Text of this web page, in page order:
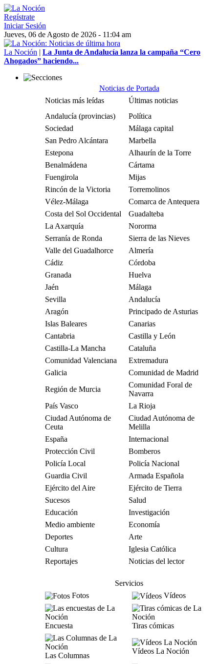
Regístrate
Iniciar Sesión
Jueves, 06 de Agosto de 2026 - 11:04 am
La Noción | La Junta de Andalucía lanza la campaña “Cero
Ahogados” haciendo...
Noticias de Portada
Noticias más leídas
Últimas noticias
Andalucía (provincias)
Política
Sociedad
Málaga capital
San Pedro Alcántara
Marbella
Estepona
Alhaurín de la Torre
Benalmádena
Cártama
Fuengirola
Mijas
Rincón de la Victoria
Torremolinos
Vélez-Málaga
Comarca de Antequera
Costa del Sol Occidental
Guadalteba
La Axarquía
Nororma
Serranía de Ronda
Sierra de las Nieves
Valle del Guadalhorce
Almería
Cádiz
Córdoba
Granada
Huelva
Jaén
Málaga
Sevilla
Andalucía
Aragón
Principado de Asturias
Islas Baleares
Canarias
Cantabria
Castilla y León
Castilla-La Mancha
Cataluña
Comunidad Valenciana
Extremadura
Galicia
Comunidad de Madrid
Región de Murcia
Comunidad Foral de
Navarra
País Vasco
La Rioja
Ciudad Autónoma de
Ceuta
Ciudad Autónoma de
Melilla
España
Internacional
Protección Civil
Bomberos
Policía Local
Policía Nacional
Guardia Civil
Armada Española
Ejército del Aire
Ejército de Tierra
Sucesos
Salud
Educación
Investigación
Medio ambiente
Economía
Deportes
Arte
Cultura
Iglesia Católica
Reportajes
Noticias del lector
Servicios
Fotos
Vídeos
Encuesta Tiras cómicas
Las Columnas
Vídeos La Noción